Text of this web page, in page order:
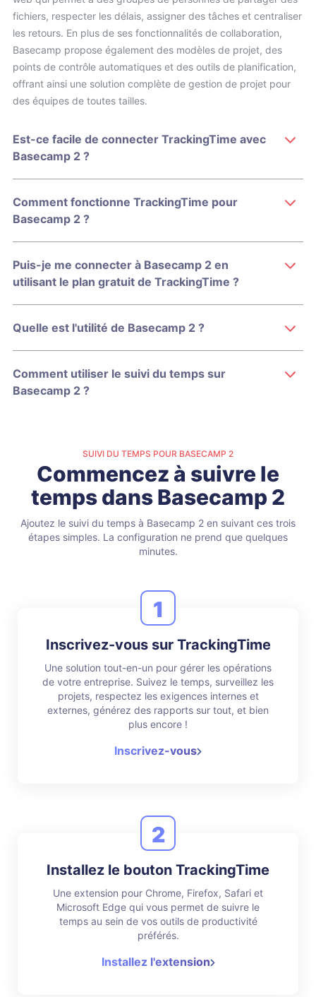
fichiers, respecter les délais, assigner des tâches et centraliser
les retours. En plus de ses fonctionnalités de collaboration,
Basecamp propose également des modèles de projet, des
points de contrôle automatiques et des outils de planification,
offrant ainsi une solution complète de gestion de projet pour
des équipes de toutes tailles.
Est-ce facile de connecter TrackingTime avec
Basecamp 2 ?
Comment fonctionne TrackingTime pour
Basecamp 2 ?
Puis-je me connecter à Basecamp 2 en
utilisant le plan gratuit de TrackingTime ?
Quelle est l'utilité de Basecamp 2 ?
Comment utiliser le suivi du temps sur
Basecamp 2 ?
SUIVI DU TEMPS POUR BASECAMP 2
Commencez à suivre le
temps dans Basecamp 2
Ajoutez le suivi du temps à Basecamp 2 en suivant ces trois
étapes simples. La configuration ne prend que quelques
minutes.
1
Inscrivez-vous sur TrackingTime
Une solution tout-en-un pour gérer les opérations
de votre entreprise. Suivez le temps, surveillez les
projets, respectez les exigences internes et
externes, générez des rapports sur tout, et bien
plus encore !
Inscrivez-vous
2
Installez le bouton TrackingTime
Une extension pour Chrome, Firefox, Safari et
Microsoft Edge qui vous permet de suivre le
temps au sein de vos outils de productivité
préférés.
Installez l'extension